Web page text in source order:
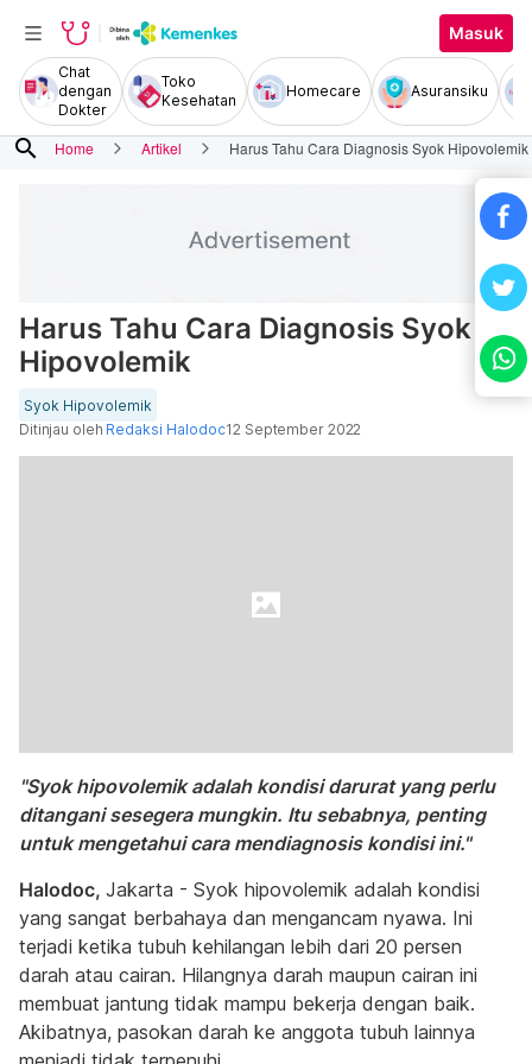
Masuk
Chat
dengan
Dokter
Toko
Kesehatan
Homecare Asuransiku
search Home Artikel Harus Tahu Cara Diagnosis Syok Hipovolemik
Harus Tahu Cara Diagnosis Syok
Hipovolemik
Syok Hipovolemik
Ditinjau oleh Redaksi Halodoc12 September 2022
"Syok hipovolemik adalah kondisi darurat yang perlu
ditangani sesegera mungkin. Itu sebabnya, penting
untuk mengetahui cara mendiagnosis kondisi ini."
Halodoc, Jakarta - Syok hipovolemik adalah kondisi
yang sangat berbahaya dan mengancam nyawa. Ini
terjadi ketika tubuh kehilangan lebih dari 20 persen
darah atau cairan. Hilangnya darah maupun cairan ini
membuat jantung tidak mampu bekerja dengan baik.
Akibatnya, pasokan darah ke anggota tubuh lainnya